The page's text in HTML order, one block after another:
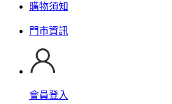
購物須知
門市資訊
會員登入